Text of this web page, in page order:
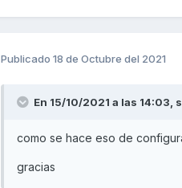
Publicado 18 de Octubre del 2021
En 15/10/2021 a las 14:03,
como se hace eso de
gracias